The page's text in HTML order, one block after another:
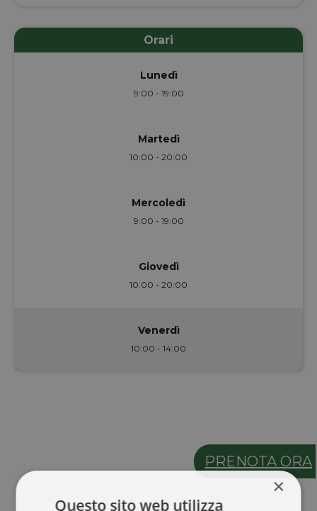
PRENOTA ORA
Orari
Lunedì
9:00 - 19:00
Martedì
10:00 - 20:00
Mercoledì
9:00 - 19:00
Giovedì
10:00 - 20:00
Venerdì
10:00 - 14:00
×
Questo sito web utilizza